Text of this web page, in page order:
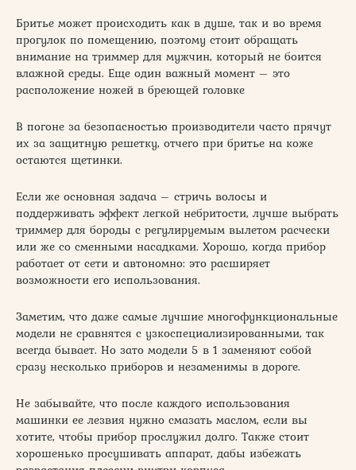
Бритье может происходить как в душе, так и во время
прогулок по помещению, поэтому стоит обращать
внимание на триммер для мужчин, который не боится
влажной среды. Еще один важный момент – это
расположение ножей в бреющей головке
В погоне за безопасностью производители часто прячут
их за защитную решетку, отчего при бритье на коже
остаются щетинки.
Если же основная задача – стричь волосы и
поддерживать эффект легкой небритости, лучше выбрать
триммер для бороды с регулируемым вылетом расчески
или же со сменными насадками. Хорошо, когда прибор
работает от сети и автономно: это расширяет
возможности его использования.
Заметим, что даже самые лучшие многофункциональные
модели не сравнятся с узкоспециализированными, так
всегда бывает. Но зато модели 5 в 1 заменяют собой
сразу несколько приборов и незаменимы в дороге.
Не забывайте, что после каждого использования
машинки ее лезвия нужно смазать маслом, если вы
хотите, чтобы прибор прослужил долго. Также стоит
хорошенько просушивать аппарат, дабы избежать